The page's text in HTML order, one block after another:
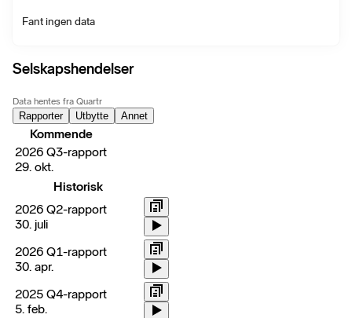
Fant ingen data
Selskapshendelser
Data hentes fra Quartr
Rapporter Utbytte Annet
Kommende
2026 Q3-rapport
29. okt.
Historisk
2026 Q2-rapport
30. juli
2026 Q1-rapport
30. apr.
2025 Q4-rapport
5. feb.